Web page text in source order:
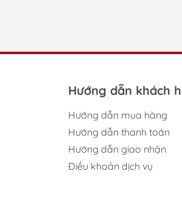
Hướng dẫn khách
Hướng dẫn mua hàng
Hướng dẫn thanh toán
Hướng dẫn giao nhận
Điều khoản dịch vụ